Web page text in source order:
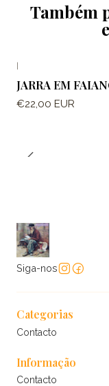
Também
JARRA EM
€22,00 EUR
Siga-nos
Categorias
Contacto
Informação
Contacto